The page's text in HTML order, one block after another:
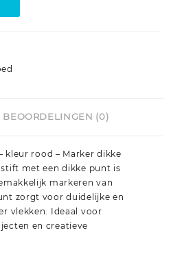
BEOORDELINGEN (0)
kleur rood – Marker dikke
met een dikke punt is
markeren van
zorgt voor duidelijke en
vlekken. Ideaal voor
en creatieve